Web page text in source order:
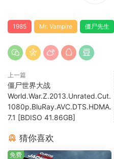
1985 Mr. Vampire 僵尸先生
上一篇
僵尸世界大战
World.War.Z.2013.Unrated.Cut.
1080p.BluRay.AVC.DTS.HDMA.
7.1 [BDISO 41.86GB]
猜你喜欢
免费